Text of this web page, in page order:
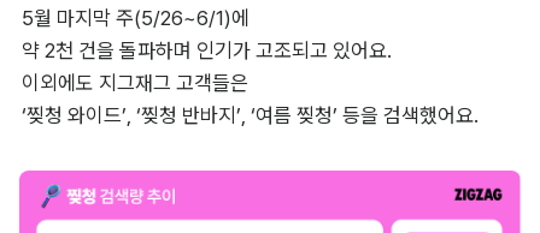
5월 마지막 주(5/26~6/1)에
약 2천 건을 돌파하며 인기가 고조되고 있어요.
이외에도 지그재그 고객들은
‘찢청 와이드’, ‘찢청 반바지’, ‘여름 찢청’ 등을 검색했어요.